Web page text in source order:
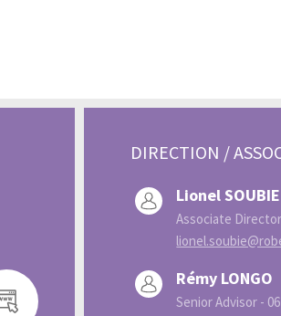
DIRECTION /
Lionel SOUBIE
Associate Director
Rémy LONGO
Senior Advisor - 06